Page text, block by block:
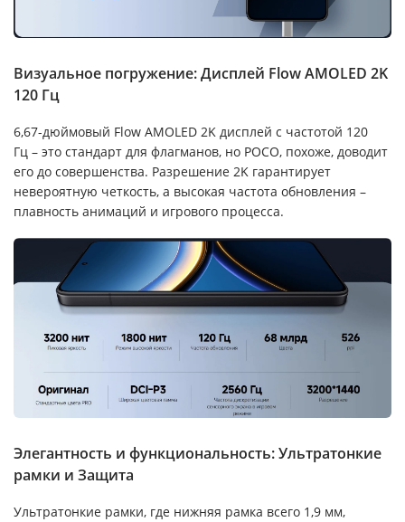
Визуальное погружение: Дисплей Flow AMOLED 2K
120 Гц
6,67-дюймовый Flow AMOLED 2K дисплей с частотой 120
Гц – это стандарт для флагманов, но POCO, похоже, доводит
его до совершенства. Разрешение 2K гарантирует
невероятную четкость, а высокая частота обновления –
плавность анимаций и игрового процесса.
Элегантность и функциональность: Ультратонкие
рамки и Защита
Ультратонкие рамки, где нижняя рамка всего 1,9 мм,